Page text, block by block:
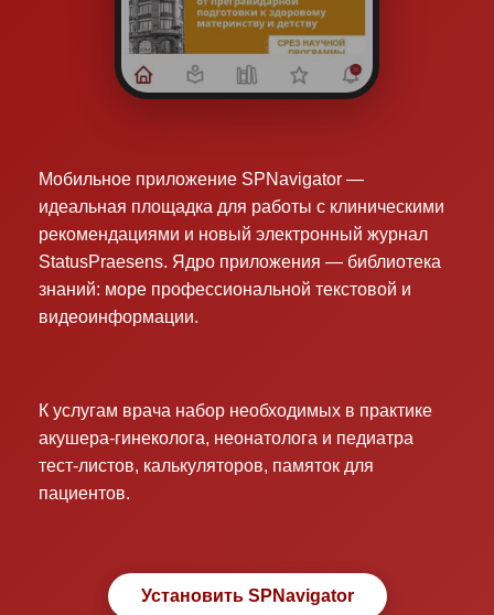
Мобильное приложение SPNavigator —
идеальная площадка для работы с клиническими
рекомендациями и новый электронный журнал
StatusPraesens. Ядро приложения — библиотека
знаний: море профессиональной текстовой и
видеоинформации.
К услугам врача набор необходимых в практике
акушера-гинеколога, неонатолога и педиатра
тест-листов, калькуляторов, памяток для
пациентов.
Установить SPNavigator